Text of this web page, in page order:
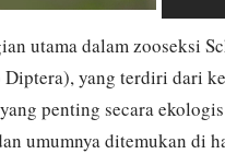
utama dalam zooseksi
Diptera), yang terdiri dari
penting secara
umumnya ditemukan di